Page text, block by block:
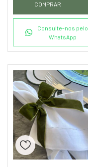
COMPRAR
Consulte-nos pelo
WhatsApp